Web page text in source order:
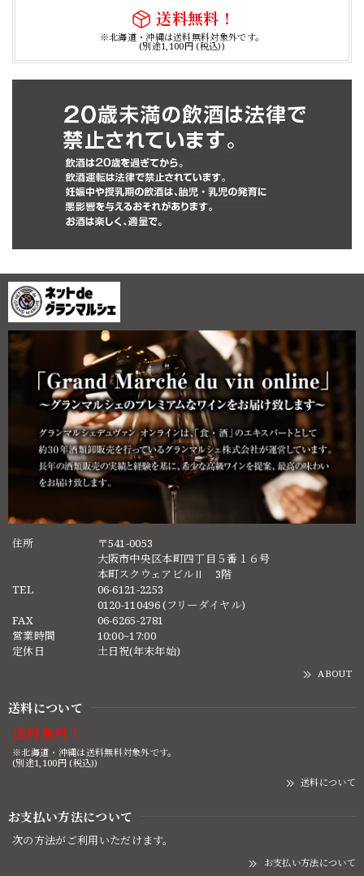
送料無料！
※北海道・沖縄は送料無料対象外です。
(別途1,100円 (税込))
住所
〒541-0053
大阪市中央区本町四丁目５番１６号
本町スクウェアビルⅡ 3階
TEL
06-6121-2253
0120-110496 (フリーダイヤル)
FAX
06-6265-2781
営業時間
10:00~17:00
定休日
土日祝(年末年始)
ABOUT
送料について
送料無料！
※北海道・沖縄は送料無料対象外です。
(別途1,100円 (税込))
送料について
お支払い方法について
次の方法がご利用いただけます。
お支払い方法について